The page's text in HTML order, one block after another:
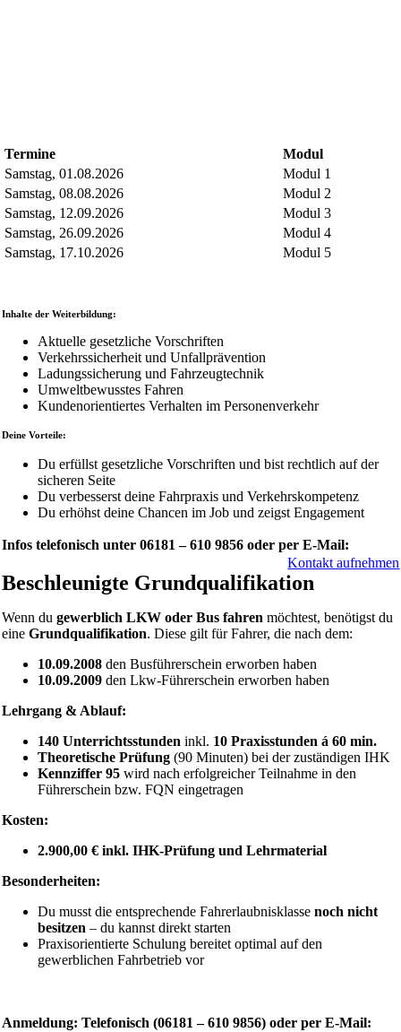
Termine
Modul
Samstag, 01.08.2026
Modul 1
Samstag, 08.08.2026
Modul 2
Samstag, 12.09.2026
Modul 3
Samstag, 26.09.2026
Modul 4
Samstag, 17.10.2026
Modul 5
Inhalte der Weiterbildung:
Aktuelle gesetzliche Vorschriften
Verkehrssicherheit und Unfallprävention
Ladungssicherung und Fahrzeugtechnik
Umweltbewusstes Fahren
Kundenorientiertes Verhalten im Personenverkehr
Deine Vorteile:
Du erfüllst gesetzliche Vorschriften und bist rechtlich auf der
sicheren Seite
Du verbesserst deine Fahrpraxis und Verkehrskompetenz
Du erhöhst deine Chancen im Job und zeigst Engagement
Infos telefonisch unter 06181 – 610 9856 oder per E-Mail:
Kontakt aufnehmen
Beschleunigte Grundqualifikation
Wenn du gewerblich LKW oder Bus fahren möchtest, benötigst du
eine Grundqualifikation. Diese gilt für Fahrer, die nach dem:
10.09.2008 den Busführerschein erworben haben
10.09.2009den Lkw-Führerschein erworben haben
Lehrgang & Ablauf:
140 Unterrichtsstunden inkl. 10 Praxisstunden á 60 min.
Theoretische Prüfung(90 Minuten) bei der zuständigen IHK
Kennziffer 95wird nach erfolgreicher Teilnahme in den
Führerschein bzw. FQN eingetragen
Kosten:
2.900,00 € inkl. IHK-Prüfung und Lehrmaterial
Besonderheiten:
Du musst die entsprechende Fahrerlaubnisklasse noch nicht
besitzen – du kannst direkt starten
Praxisorientierte Schulung bereitet optimal auf den
gewerblichen Fahrbetrieb vor
Anmeldung: Telefonisch (06181 – 610 9856) oder per E-Mail: